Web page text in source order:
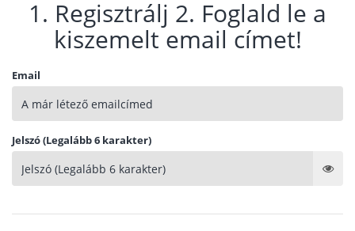
1. Regisztrálj 2. Foglald le a
kiszemelt email címet!
Email
Jelszó (Legalább 6 karakter)